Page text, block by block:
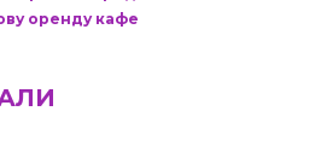
оренду кафе